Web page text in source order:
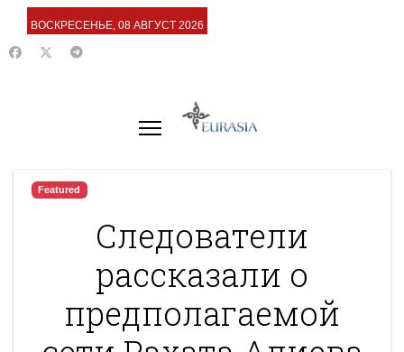
ВОСКРЕСЕНЬЕ, 08 АВГУСТ 2026
Featured
Следователи
рассказали о
предполагаемой